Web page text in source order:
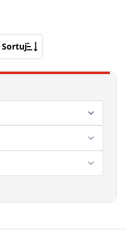
Sortuj